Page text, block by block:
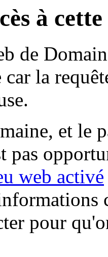
à
de
car la
et le
pas
web activé
pour